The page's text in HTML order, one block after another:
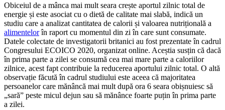
Obiceiul de a mânca mai mult seara crește aportul zilnic total de
energie și este asociat cu o dietă de calitate mai slabă, indică un
studiu care a analizat cantitatea de calorii și valoarea nutrițională a
alimentelorîn raport cu momentul din zi în care sunt consumate.
Datele colectate de investigatorii britanici au fost prezentate în cadrul
Congresului ECOICO 2020, organizat online. Aceștia susțin că dacă
în prima parte a zilei se consumă cea mai mare parte a caloriilor
zilnice, acest fapt contribuie la reducerea aportului zilnic total. O altă
observație făcută în cadrul studiului este aceea că majoritatea
persoanelor care mănâncă mai mult după ora 6 seara obișnuiesc să
„sară” peste micul dejun sau să mănânce foarte puțin în prima parte
a zilei.